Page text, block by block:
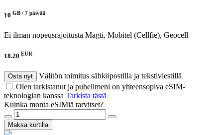
10 GB / 7 päivää
Ei ilman nopeusrajoitusta Magti, Mobitel (Cellfie), Geocell
18.20 EUR
Osta nyt
Välitön toimitus sähköpostilla ja tekstiviestillä
Olen tarkistanut ja puhelimeni on yhteensopiva eSIM-
teknologian kanssa Tarkista tästä
Kuinka monta eSIMiä tarvitset?
Maksa kortilla